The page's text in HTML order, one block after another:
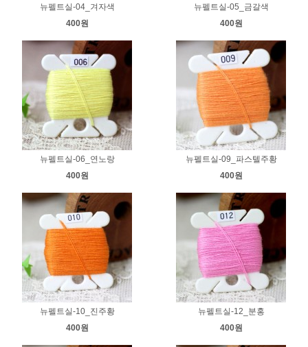
뉴펠트실-04_겨자색
400원
뉴펠트실-05_금갈색
400원
뉴펠트실-06_연노랑
400원
뉴펠트실-09_파스텔주황
400원
뉴펠트실-10_진주황
400원
뉴펠트실-12_분홍
400원